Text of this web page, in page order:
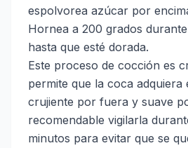
espolvorea azúcar por
Hornea a 200 grados
hasta que esté dorada.
Este proceso de cocción es
permite que la coca adquiera
crujiente por fuera y suave
recomendable vigilarla
minutos para evitar que se